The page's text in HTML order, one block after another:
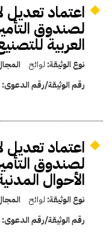
اعتماد تعديل
لصندوق
العربية
نوع الوثيقة: لوائح
رقم الوثيقة/رقم الدعوى:
اعتماد تعديل
لصندوق
الأحوال
نوع الوثيقة: لوائح
رقم الوثيقة/رقم الدعوى: